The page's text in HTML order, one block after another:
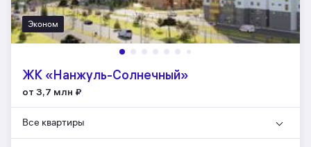
Эконом
ЖК «Нанжуль-Солнечный»
от 3,7 млн ₽
Все квартиры